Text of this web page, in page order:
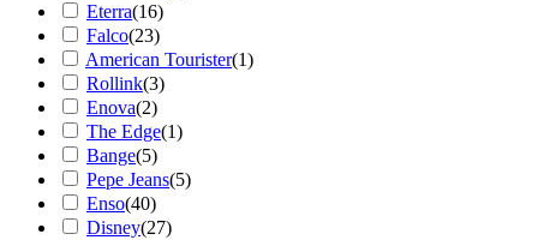
Eterra(16)
Falco(23)
American Tourister(1)
Rollink(3)
Enova(2)
The Edge(1)
Bange(5)
Pepe Jeans(5)
Enso(40)
Disney(27)